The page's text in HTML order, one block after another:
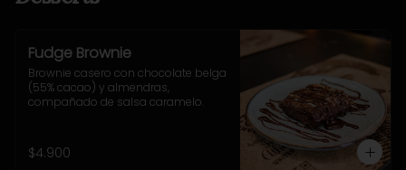
Fudge Brownie
Brownie casero con chocolate belga
(55% cacao) y almendras,
compañado de salsa caramelo.
$4.900